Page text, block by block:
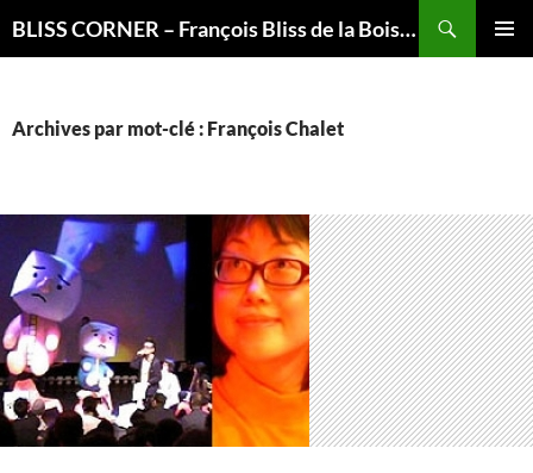
BLISS CORNER – François Bliss de la Boissière is here
Archives par mot-clé : François Chalet